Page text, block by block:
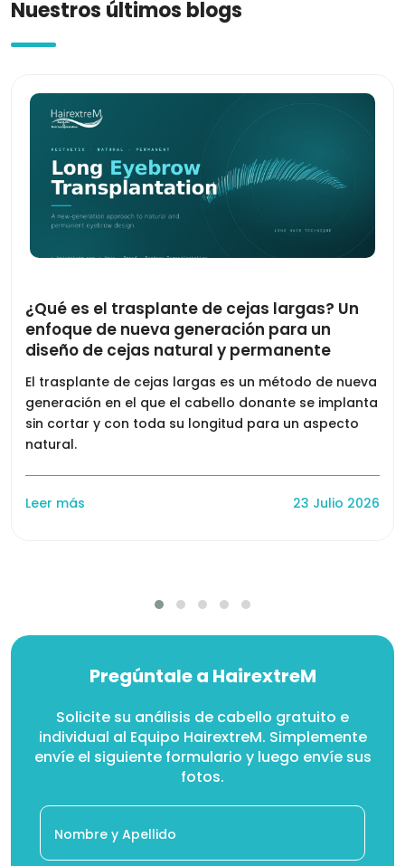
Nuestros últimos blogs
¿Qué es el trasplante de cejas largas? Un
enfoque de nueva generación para un
diseño de cejas natural y permanente
El trasplante de cejas largas es un método de nueva
generación en el que el cabello donante se implanta
sin cortar y con toda su longitud para un aspecto
natural.
Leer más 23 Julio 2026
Pregúntale a HairextreM
Solicite su análisis de cabello gratuito e
individual al Equipo HairextreM. Simplemente
envíe el siguiente formulario y luego envíe sus
fotos.